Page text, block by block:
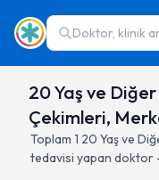
Doktor, klinik
20 Yaş ve
Çekimleri,
Toplam 1 20 Yaş ve
tedavisi yapan doktor